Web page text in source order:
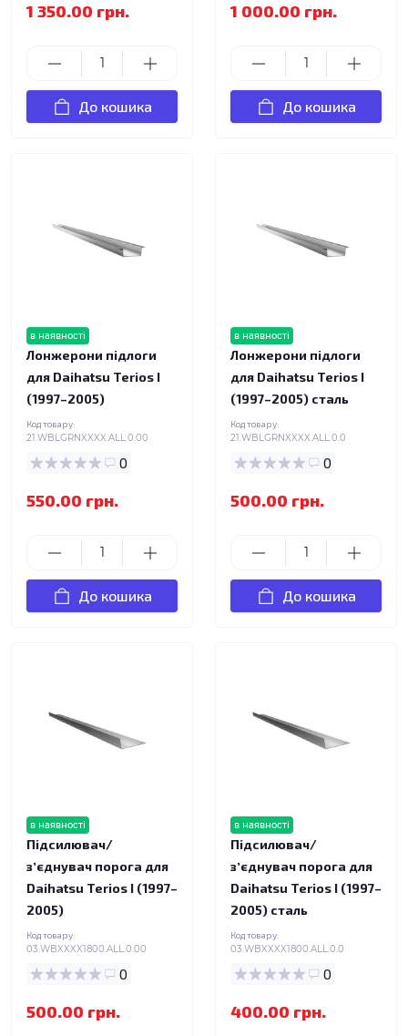
1 350.00 грн.
До кошика
1 000.00 грн.
До кошика
в наявності
Лонжерони підлоги
для Daihatsu Terios I
(1997–2005)
Код товару:
21.WBLGRNXXXX.ALL.0.00
0
550.00 грн.
До кошика
в наявності
Лонжерони підлоги
для Daihatsu Terios I
(1997–2005) сталь
Код товару:
21.WBLGRNXXXX.ALL.0.0
0
500.00 грн.
До кошика
в наявності
Підсилювач/
зʼєднувач порога для
Daihatsu Terios I (1997–
2005)
Код товару:
03.WBXXXX1800.ALL.0.00
0
500.00 грн.
в наявності
Підсилювач/
зʼєднувач порога для
Daihatsu Terios I (1997–
2005) сталь
Код товару:
03.WBXXXX1800.ALL.0.0
0
400.00 грн.